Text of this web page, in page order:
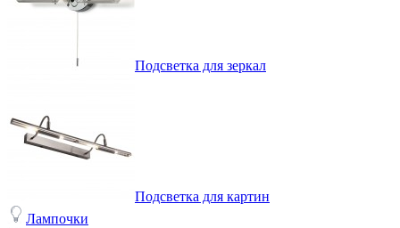
Подсветка для зеркал
Подсветка для картин
Лампочки